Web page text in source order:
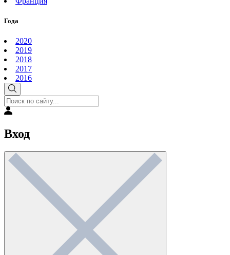
Года
2020
2019
2018
2017
2016
Вход